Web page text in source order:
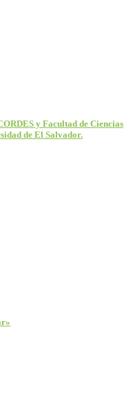
y Facultad de Ciencias
de El Salvador.